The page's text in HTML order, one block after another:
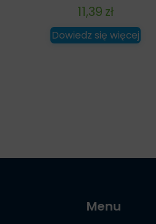
11,39 zł
Dowiedz się więcej
Menu